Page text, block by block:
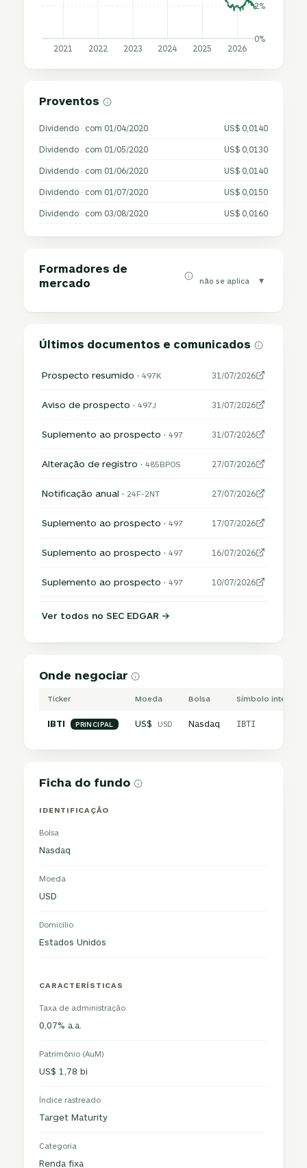
0%
2%
2021 2022 2023 2024 2025 2026
Proventos
Dividendo · com 01/04/2020 US$ 0,0140
Dividendo · com 01/05/2020 US$ 0,0130
Dividendo · com 01/06/2020 US$ 0,0140
Dividendo · com 01/07/2020 US$ 0,0150
Dividendo · com 03/08/2020 US$ 0,0160
Formadores de
mercado
não se aplica ▾
Últimos documentos e comunicados
Prospecto resumido ·497K 31/07/2026
Aviso de prospecto ·497J 31/07/2026
Suplemento ao prospecto ·497 31/07/2026
Alteração de registro ·485BPOS 27/07/2026
Notificação anual · 24F-2NT 27/07/2026
Suplemento ao prospecto ·497 17/07/2026
Suplemento ao prospecto ·497 16/07/2026
Suplemento ao prospecto ·497 10/07/2026
Ver todos no SEC EDGAR →
Onde negociar
Ticker Moeda Bolsa Símbolo
IBTI PRINCIPAL US$ USD Nasdaq IBTI
Ficha do fundo
IDENTIFICAÇÃO
Bolsa
Nasdaq
Moeda
USD
Domicílio
Estados Unidos
CARACTERÍSTICAS
Taxa de administração
0,07% a.a.
Patrimônio (AuM)
US$ 1,78 bi
Índice rastreado
Target Maturity
Categoria
Renda fixa